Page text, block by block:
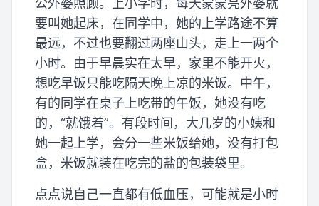
公外婆照顾。上小学时，每天蒙蒙亮外婆就
要叫她起床，在同学中，她的上学路途不算
最远，不过也要翻过两座山头，走上一两个
小时。由于早晨实在太早，家里不能开火，
想吃早饭只能吃隔天晚上凉的米饭。中午，
有的同学在桌子上吃带的午饭，她没有吃
的，“就饿着”。有段时间，大几岁的小姨和
她一起上学，会分一些米饭给她，没有打包
盒，米饭就装在吃完的盐的包装袋里。
点点说自己一直都有低血压，可能就是小时